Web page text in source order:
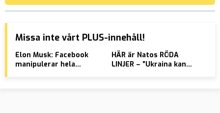
Missa inte vårt PLUS-innehåll!
Elon Musk: Facebook
manipulerar hela
HÄR är Natos RÖDA
LINJER – ”Ukraina kan